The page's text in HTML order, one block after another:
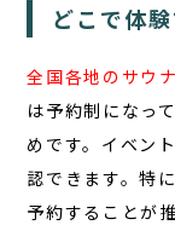
どこで体
全国各地のサウ
は予約制になっ
めです。イベン
認できます。特
予約することが